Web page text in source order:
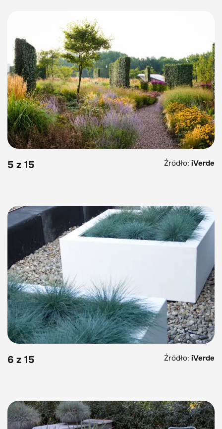
5 z 15 Źródło: iVerde
6 z 15 Źródło: iVerde